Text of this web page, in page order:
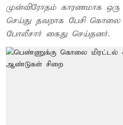
முன்விரோதம் காரணமாக
செய்து தவறாக பேசி கொலை
போலீசார் கைது செய்தனர்.